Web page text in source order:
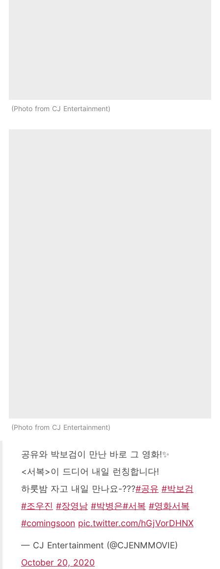
Photo from CJ Entertainment
Photo from CJ Entertainment
공유와 박보검이 만난 바로 그 영화!✨
<서복>이 드디어 내일 런칭합니다!
하룻밤 자고 내일 만나요-???#공유 #박보검
#조우진 #장영남 #박병은#서복 #영화서복
#comingsoon pic.twitter.com/hGjVorDHNX
— CJ Entertainment (@CJENMMOVIE)
October 20, 2020